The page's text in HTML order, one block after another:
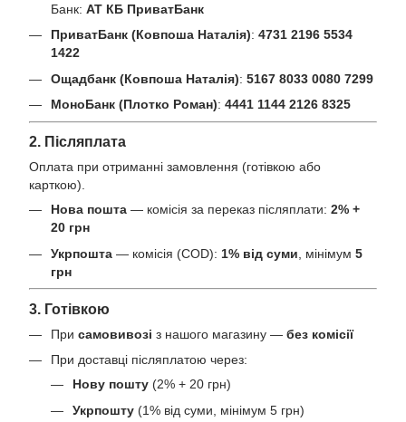
Банк: АТ КБ ПриватБанк
ПриватБанк (Ковпоша Наталія): 4731 2196 5534
1422
Ощадбанк (Ковпоша Наталія): 5167 8033 0080 7299
МоноБанк (Плотко Роман): 4441 1144 2126 8325
2. Післяплата
Оплата при отриманні замовлення (готівкою або
карткою).
Нова пошта — комісія за переказ післяплати: 2% +
20 грн
Укрпошта — комісія (COD): 1% від суми , мінімум 5
грн
3. Готівкою
При самовивозі з нашого магазину — без комісії
При доставці післяплатою через:
Нову пошту (2% + 20 грн)
Укрпошту (1% від суми, мінімум 5 грн)